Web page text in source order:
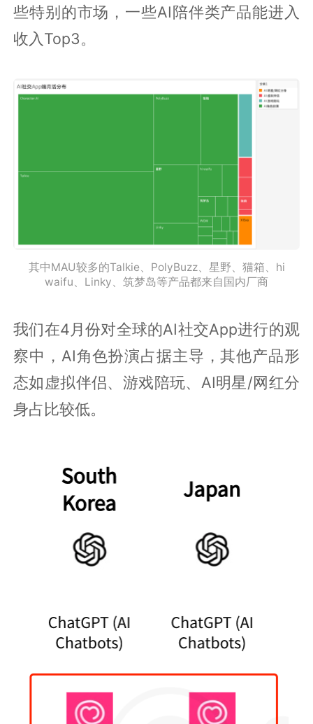
些特别的市场，一些AI陪伴类产品能进入
收入Top3。
其中MAU较多的Talkie、PolyBuzz、星野、猫箱、hi
waifu、Linky、筑梦岛等产品都来自国内厂商
我们在4月份对全球的AI社交App进行的观
察中，AI角色扮演占据主导，其他产品形
态如虚拟伴侣、游戏陪玩、AI明星/网红分
身占比较低。